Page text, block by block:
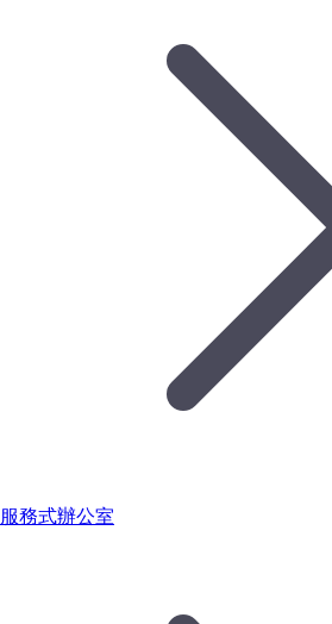
服務式辦公室